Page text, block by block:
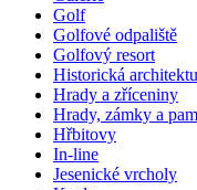
Golf
Golfové odpaliště
Golfový resort
Historická
Hrady a zříceniny
Hrady, zámky a
Hřbitovy
In-line
Jesenické vrcholy